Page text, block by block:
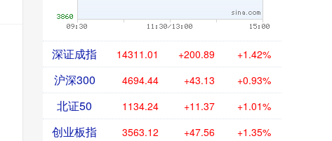
深证成指 14311.01 +200.89 +1.42%
沪深300 4694.44 +43.13 +0.93%
北证50 1134.24 +11.37 +1.01%
创业板指 3563.12 +47.56 +1.35%